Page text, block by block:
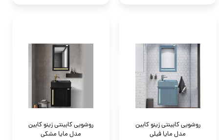
روشویی کابینتی زینو کابین
مدل مایا فیلی
روشویی کابینتی زینو کابین
مدل مایا مشکی